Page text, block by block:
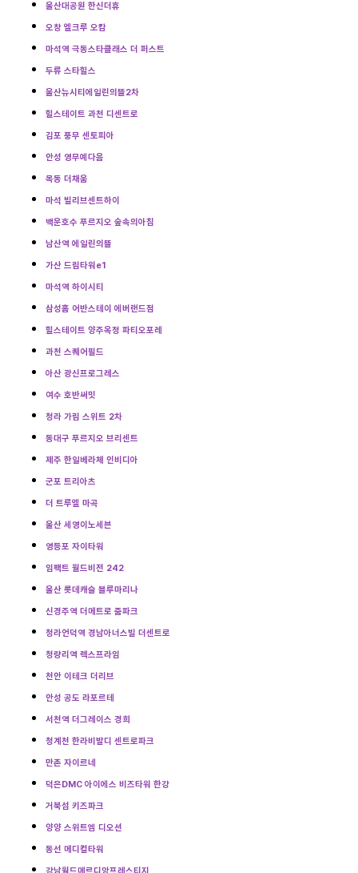
울산대공원 한신더휴
오창 엘크루 오캄
마석역 극동스타클래스 더 퍼스트
두류 스타힐스
울산뉴시티에일린의뜰2차
힐스테이트 과천 디센트로
김포 풍무 센토피아
안성 영무예다음
목동 더채움
마석 빌리브센트하이
백운호수 푸르지오 숲속의아침
남산역 에일린의뜰
가산 드림타워e1
마석역 하이시티
삼성홈 어반스테이 에버랜드점
힐스테이트 양주옥정 파티오포레
과천 스퀘어필드
아산 광신프로그레스
여수 호반써밋
청라 가림 스위트 2차
동대구 푸르지오 브리센트
제주 한일베라체 인비디아
군포 트리아츠
더 트루엘 마곡
울산 세영이노세븐
영등포 자이타워
임팩트 월드비전 242
울산 롯데캐슬 블루마리나
신경주역 더메트로 줌파크
청라언덕역 경남아너스빌 더센트로
청량리역 렉스프라임
천안 이테크 더리브
안성 공도 라포르테
서천역 더그레이스 경희
청계천 한라비발디 센트로파크
만촌 자이르네
덕은DMC 아이에스 비즈타워 한강
거북섬 키즈파크
양양 스위트엠 디오션
동선 메디컬타워